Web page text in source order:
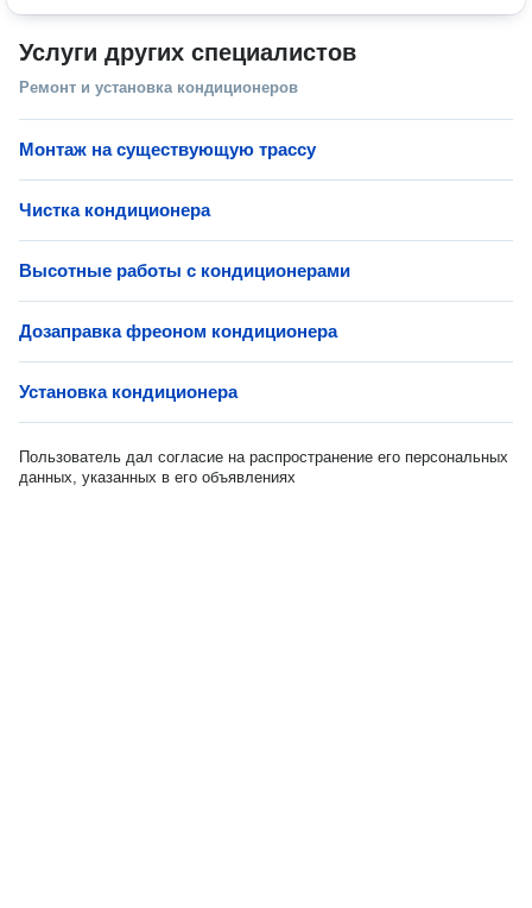
Услуги других специалистов
Ремонт и установка кондиционеров
Монтаж на существующую трассу
Чистка кондиционера
Высотные работы с кондиционерами
Дозаправка фреоном кондиционера
Установка кондиционера
Пользователь дал согласие на распространение его персональных
данных, указанных в его объявлениях